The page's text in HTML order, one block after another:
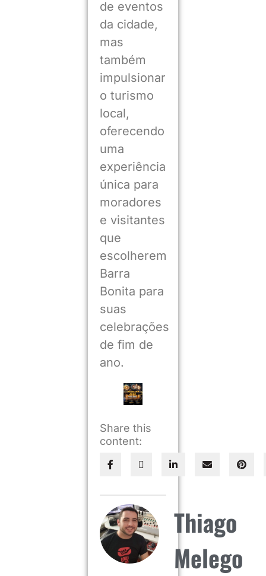
de eventos
da cidade,
mas
também
impulsionar
o turismo
local,
oferecendo
uma
experiência
única para
moradores
e visitantes
que
escolherem
Barra
Bonita para
suas
celebrações
de fim de
ano.
Share this
content:
Thiago
Melego